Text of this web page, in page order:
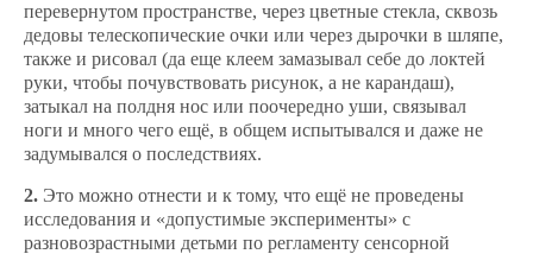
перевернутом пространстве, через цветные стекла, сквозь
дедовы телескопические очки или через дырочки в шляпе,
также и рисовал (да еще клеем замазывал себе до локтей
руки, чтобы почувствовать рисунок, а не карандаш),
затыкал на полдня нос или поочередно уши, связывал
ноги и много чего ещё, в общем испытывался и даже не
задумывался о последствиях.
2. Это можно отнести и к тому, что ещё не проведены
исследования и «допустимые эксперименты» с
разновозрастными детьми по регламенту сенсорной